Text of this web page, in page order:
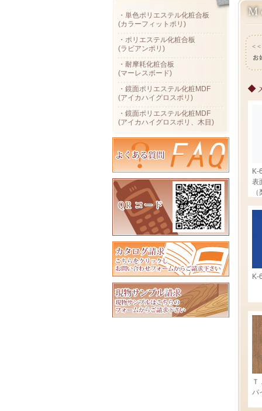
・単色ポリエステル化粧合板
(カラーフィットポリ)
・ポリエステル化粧合板
(ラビアンポリ)
・耐摩耗化粧合板
(マーレスボード)
・鏡面ポリエステル化粧MDF
(アイカハイグロスポリ)
・鏡面ポリエステル化粧MDF
(アイカハイグロスポリ、木目)
K-
表
K-
Ｔ
パ